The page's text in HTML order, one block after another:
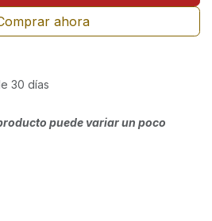
ahora
30 días
puede variar un poco